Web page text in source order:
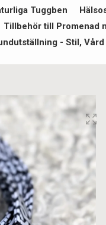
Tuggben
Tillbehör till Promenad
- Stil,